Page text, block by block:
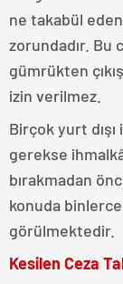
ne takabül
zorundadır. Bu
gümrükten
izin verilmez.
Birçok yurt
gerekse
bırakmadan
konuda binlerce
görülmektedir.
Kesilen Ceza